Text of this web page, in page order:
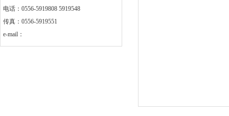
电话：0556-5919808 5919548
传真：0556-5919551
e-mail：